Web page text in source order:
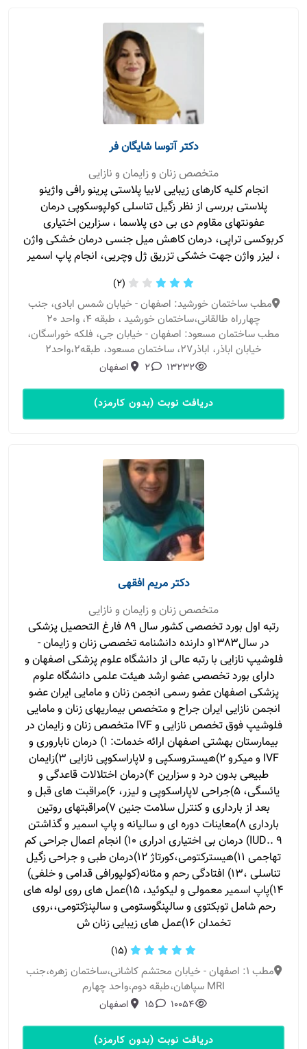
دکتر آتوسا شایگان فر
متخصص زنان و زایمان و نازایی
انجام کلیه کارهای زیبایی لابیا پلاستی پرینو رافی واژینو
پلاستی بررسی از نظر زگیل تناسلی کولپوسکوپی درمان
عفونتهای مقاوم دی بی دی پلاسما ، سزارین اختیاری
کربوکسی تراپی، درمان کاهش میل جنسی درمان خشکی واژن
، لیزر واژن جهت خشکی تزریق ژل وچریی، انجام پاپ اسمیر
(2)
مطب ساختمان خورشید: اصفهان - خیابان شمس ابادی، جنب
چهارراه طالقانی،ساختمان خورشید ، طبقه 4، واحد 20
مطب ساختمان مسعود: اصفهان - خیابان جی، فلکه خوراسگان،
خیابان اباذر، اباذر27، ساختمان مسعود، طبقه2،واحد2
13232
2 اصفهان
دریافت نوبت (بدون کارمزد)
دکتر مریم افقهی
متخصص زنان و زایمان و نازایی
رتبه اول بورد تخصصی کشور سال ۸۹ فارغ التحصیل پزشکی
در سال۱۳۸۳و دارنده دانشنامه تخصصی زنان و زایمان -
فلوشیپ نازایی با رتبه عالی از دانشگاه علوم پزشکی اصفهان و
دارای بورد تخصصی عضو ارشد هیئت علمی دانشگاه علوم
پزشکی اصفهان عضو رسمی انجمن زنان و مامایی ایران عضو
انجمن نازایی ایران جراح و متخصص بیماریهای زنان و مامایی
فلوشیپ فوق تخصص نازایی و IVF متخصص زنان و زایمان در
بیمارستان بهشتی اصفهان ارائه خدمات: ۱) درمان ناباروری و
IVF و میکرو ۲)هیستروسکپی و لاپاراسکوپی نازایی ۳)زایمان
طبیعی بدون درد و سزارین ۴)درمان اختلالات قاعدگی و
یائسگی، ۵)جراحی لاپاراسکوپی و لیزر، ۶)مراقبت های قبل و
بعد از بارداری و کنترل سلامت جنین ۷)مراقبتهای روتین
بارداری ۸)معاینات دوره ای و سالیانه و پاپ اسمیر و گذاشتن
IUD.. ۹) درمان بی اختیاری ادراری ۱۰) انجام اعمال جراحی کم
تهاجمی ۱۱)هیسترکتومی،کورتاژ ۱۲)درمان طبی و جراحی زگیل
تناسلی ،۱۳) افتادگی رحم و مثانه(کولپورافی قدامی و خلفی)
۱۴)پاپ اسمیر معمولی و لیکوئید، ۱۵)عمل های روی لوله های
رحم شامل توبکتوی و سالپنگوستومی و سالپنژکتومی،،روی
تخمدان ۱۶)عمل های زیبایی زنان ش
(15)
مطب 1: اصفهان - خیابان محتشم کاشانی،ساختمان زهره،جنب
MRI سپاهان،طبقه دوم،واحد چهارم
10054
15 اصفهان
دریافت نوبت (بدون کارمزد)